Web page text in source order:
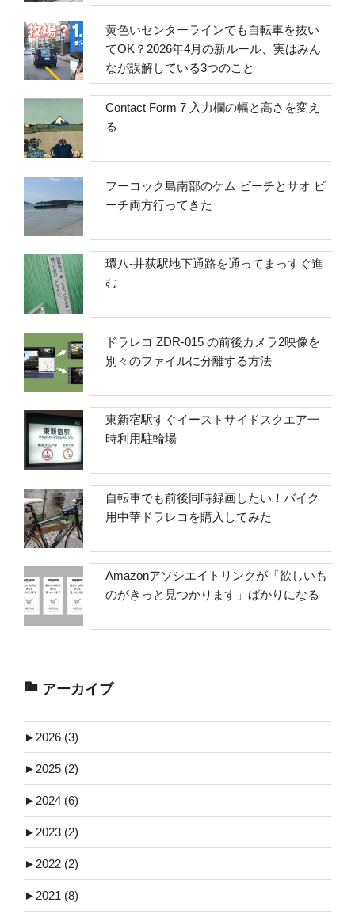
黄色いセンターラインでも自転車を抜い
てOK？2026年4月の新ルール、実はみん
なが誤解している3つのこと
Contact Form 7 入力欄の幅と高さを変え
る
フーコック島南部のケム ビーチとサオ ビ
ーチ両方行ってきた
環八-井荻駅地下通路を通ってまっすぐ進
む
ドラレコ ZDR-015 の前後カメラ2映像を
別々のファイルに分離する方法
東新宿駅すぐイーストサイドスクエア一
時利用駐輪場
自転車でも前後同時録画したい！バイク
用中華ドラレコを購入してみた
Amazonアソシエイトリンクが「欲しいも
のがきっと見つかります」ばかりになる
アーカイブ
► 2026 (3)
► 2025 (2)
► 2024 (6)
► 2023 (2)
► 2022 (2)
► 2021 (8)